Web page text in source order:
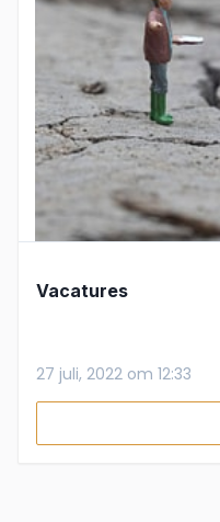
Vacatures
27 juli, 2022 om 12:33